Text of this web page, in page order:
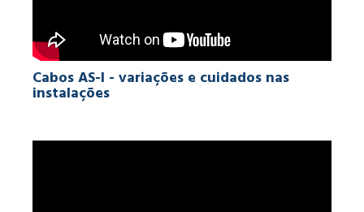
Cabos AS-I - variações e cuidados nas
instalações